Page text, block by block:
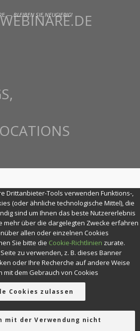
—BLEIBEN SIE NEUGIERIG!
Drittanbieter-Tools verwenden Funktions-,
(oder ähnliche technologische Mittel), die
sind um Ihnen das beste Nutzererlebnis
mehr über die dargelegten Zwecke erfahren
allen oder einzelnen Cookies
Sie bitte die Cookie-Richtlinien zurate.
zu verwenden, z. B. dieses Banner
oder Ihre Recherche auf andere Weise
dem Gebrauch von Cookies
Cookies zulassen
mit der Verwendung nicht